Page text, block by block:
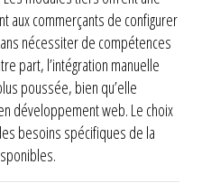
aux commerçants de configurer
nécessiter de compétences
part, l’intégration manuelle
poussée, bien qu’elle
développement web. Le choix
besoins spécifiques de la